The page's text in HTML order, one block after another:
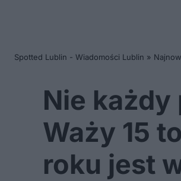
Spotted Lublin - Wiadomości Lublin »
Nie każdy
Waży 15
roku jest